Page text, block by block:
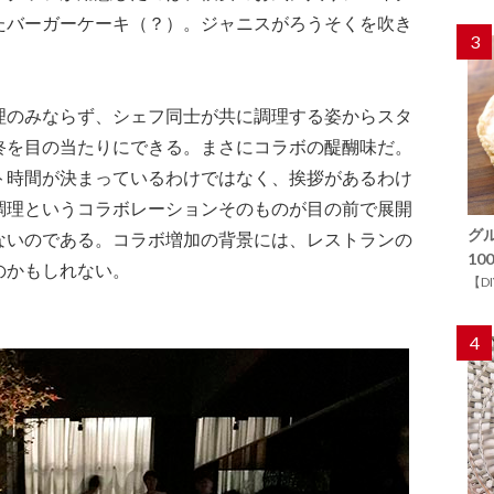
ーガーケーキ（？）。ジャニスがろうそくを吹き
みならず、シェフ同士が共に調理する姿からスタ
目の当たりにできる。まさにコラボの醍醐味だ。
間が決まっているわけではなく、挨拶があるわけ
というコラボレーションそのものが目の前で展開
のである。コラボ増加の背景には、レストランの
もしれない。
3
グ
【
4